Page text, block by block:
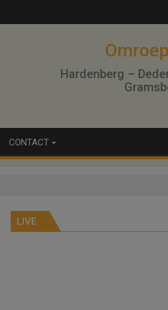
Hardenberg –
CONTACT
LIVE